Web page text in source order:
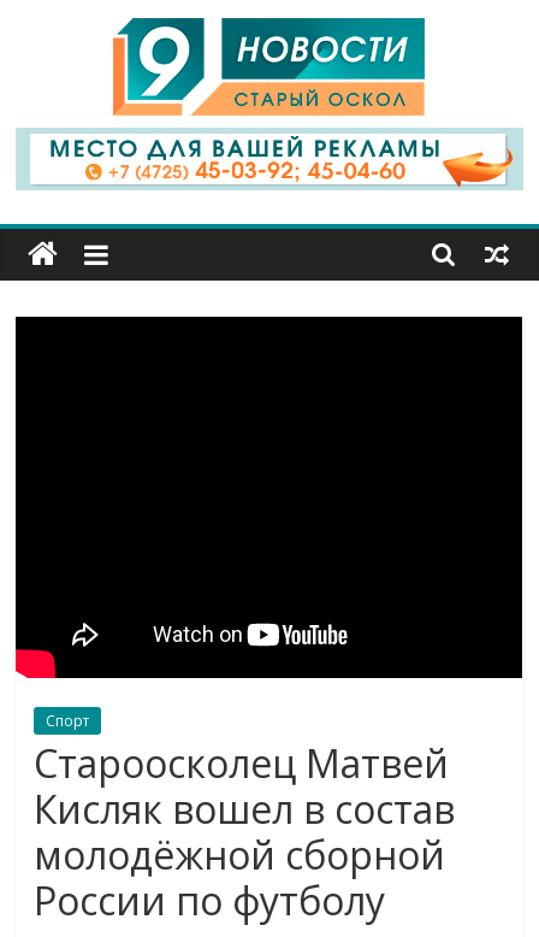
9
Канал
Старый
Спорт
Староосколец Матвей
Кисляк вошел в состав
молодёжной сборной
России по футболу